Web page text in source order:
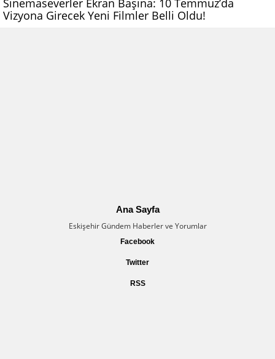
Sinemaseverler Ekran Başına: 10 Temmuz’da
Vizyona Girecek Yeni Filmler Belli Oldu!
Ana Sayfa
Eskişehir Gündem Haberler ve Yorumlar
Facebook
Twitter
RSS